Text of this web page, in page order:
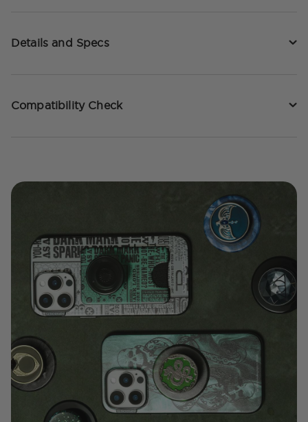
Details and Specs
Compatibility Check